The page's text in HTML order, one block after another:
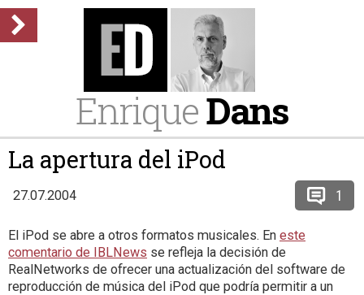
EnriqueDans
La apertura del iPod
27.07.2004 1
El iPod se abre a otros formatos musicales. En este
comentario de IBLNews se refleja la decisión de
RealNetworks de ofrecer una actualización del software de
reproducción de música del iPod que podría permitir a un